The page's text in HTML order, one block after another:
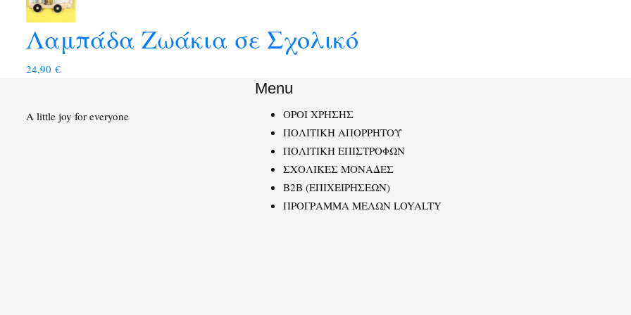
Λαμπάδα Ζωάκια σε Σχολικό
24,90 €
A little joy for everyone
Menu
ΟΡΟΙ ΧΡΗΣΗΣ
ΠΟΛΙΤΙΚΗ ΑΠΟΡΡΗΤΟΥ
ΠΟΛΙΤΙΚΗ ΕΠΙΣΤΡΟΦΩΝ
ΣΧΟΛΙΚΕΣ ΜΟΝΑΔΕΣ
B2B (ΕΠΙΧΕΙΡΗΣΕΩΝ)
ΠΡΟΓΡΑΜΜΑ ΜΕΛΩΝ LOYALTY